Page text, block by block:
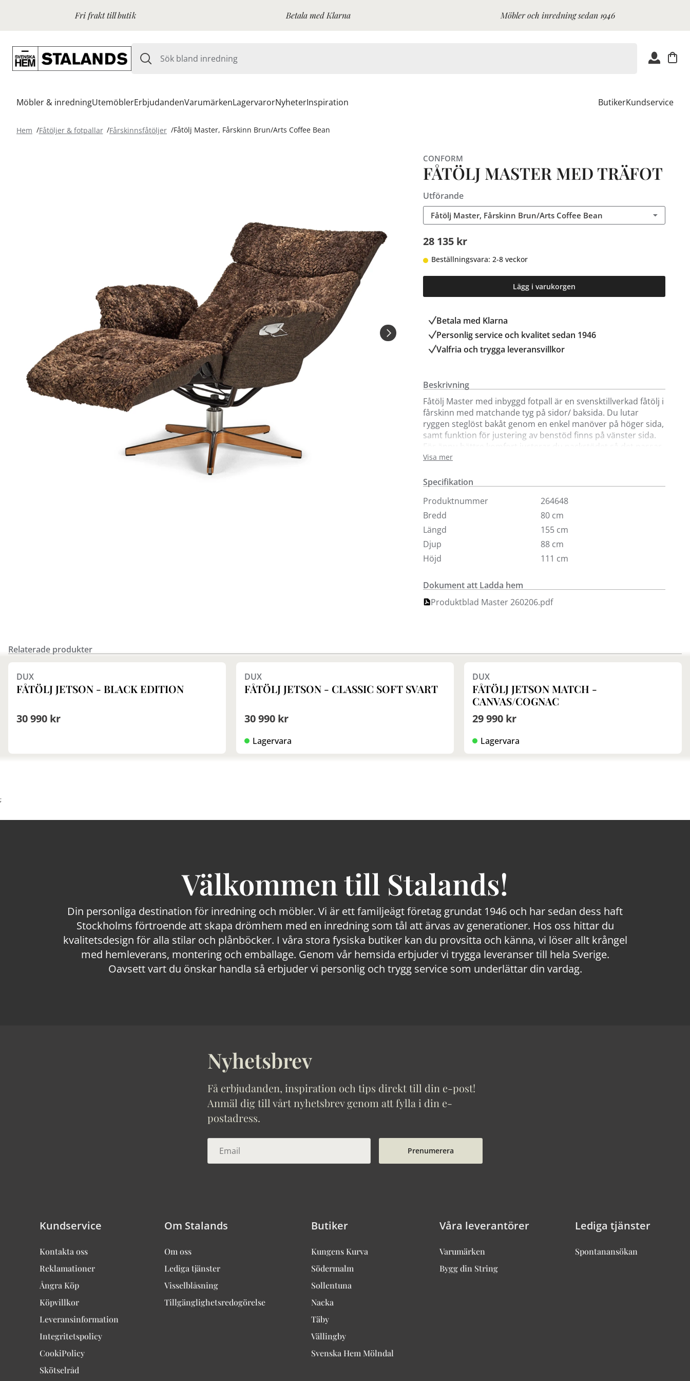
Fri frakt till butik Betala med Klarna Möbler och inredning sedan 1946
Möbler & inredningUtemöblerErbjudandenVarumärkenLagervarorNyheterInspiration ButikerKundservice
Hem Fåtöljer & fotpallar Fårskinnsfåtöljer Fåtölj Master, Fårskinn Brun/Arts Coffee Bean
CONFORM
FÅTÖLJ MASTER MED TRÄFOT
Utförande
Fåtölj Master, Fårskinn Brun/Arts Coffee Bean
28 135 kr
Beställningsvara: 2-8 veckor
Lägg i varukorgen
Betala med Klarna
Personlig service och kvalitet sedan 1946
Valfria och trygga leveransvillkor
Beskrivning
Fåtölj Master med inbyggd fotpall är en svensktillverkad fåtölj i
fårskinn med matchande tyg på sidor/ baksida. Du lutar
ryggen steglöst bakåt genom en enkel manöver på höger sida,
samt funktion för justering av benstöd finns på vänster sida.
För ännu bättre komfort justerar du nackstödet så det passar
just dig. Underrede med träfot.
Förutom klädseln i fårskinn kan du välja på många andra
tygalternativ i våra butiker.
Visa mer
Specifikation
Produktnummer
264648
Bredd
80 cm
Längd
155 cm
Djup
88 cm
Höjd
111 cm
Dokument att Ladda hem
Produktblad Master 260206.pdf
Relaterade produkter
DUX
FÅTÖLJ JETSON - BLACK EDITION
30 990 kr
DUX
FÅTÖLJ JETSON - CLASSIC SOFT SVART
30 990 kr
Lagervara
DUX
FÅTÖLJ JETSON MATCH -
CANVAS/COGNAC
29 990 kr
Lagervara
;
Välkommen till Stalands!
Din personliga destination för inredning och möbler. Vi är ett familjeägt företag grundat 1946 och har sedan dess haft
Stockholms förtroende att skapa drömhem med en inredning som tål att ärvas av generationer. Hos oss hittar du
kvalitetsdesign för alla stilar och plånböcker. I våra stora fysiska butiker kan du provsitta och känna, vi löser allt krångel
med hemleverans, montering och emballage. Genom vår hemsida erbjuder vi trygga leveranser till hela Sverige.
Oavsett vart du önskar handla så erbjuder vi personlig och trygg service som underlättar din vardag.
Nyhetsbrev
Få erbjudanden, inspiration och tips direkt till din e-post!
Anmäl dig till vårt nyhetsbrev genom att fylla i din e-
postadress.
Prenumerera
Kundservice
Kontakta oss
Reklamationer
Ångra Köp
Köpvillkor
Leveransinformation
Integritetspolicy
CookiPolicy
Skötselråd
Om Stalands
Om oss
Lediga tjänster
Visselblåsning
Tillgänglighetsredogörelse
Butiker
Kungens Kurva
Södermalm
Sollentuna
Nacka
Täby
Vällingby
Svenska Hem Mölndal
Våra leverantörer
Varumärken
Bygg din String
Lediga tjänster
Spontanansökan